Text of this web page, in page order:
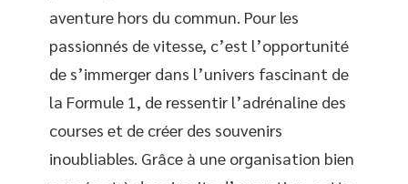
aventure hors du commun. Pour les
passionnés de vitesse, c’est l’opportunité
de s’immerger dans l’univers fascinant de
la Formule 1, de ressentir l’adrénaline des
courses et de créer des souvenirs
inoubliables. Grâce à une organisation bien